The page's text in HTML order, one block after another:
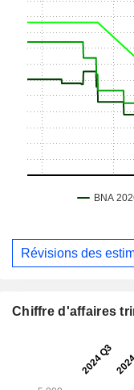
Révisions des
Chiffre d'affaires